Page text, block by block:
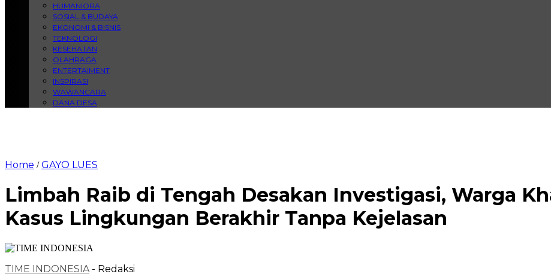
HUMANIORA
SOSIAL & BUDAYA
EKONOMI & BISNIS
TEKNOLOGI
KESEHATAN
OLAHRAGA
ENTERTAIMENT
INSPIRASI
WAWANCARA
DANA DESA
Home /GAYO LUES
Limbah Raib di Tengah Desakan Investigasi, Warga
Kasus Lingkungan Berakhir Tanpa Kejelasan
TIME INDONESIA - Redaksi